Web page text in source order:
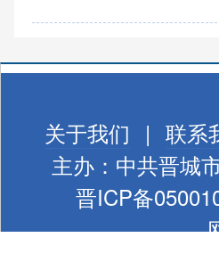
关于我们 | 联系
主办：中共晋城
晋ICP备